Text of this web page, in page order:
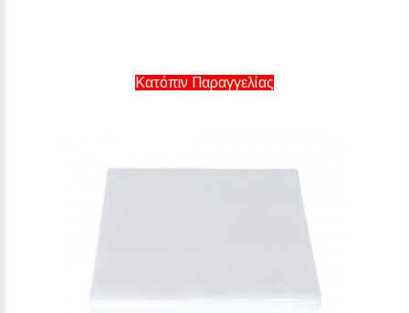
Κατόπιν Παραγγελίας